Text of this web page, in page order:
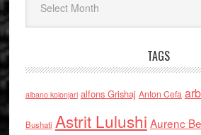
TAGS
albano kolonjari alfons Grishaj Anton Cefa
Bushati Astrit Lulushi Aurenc